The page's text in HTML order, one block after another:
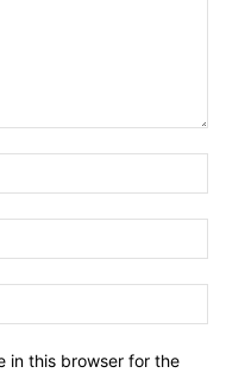
in this browser for the